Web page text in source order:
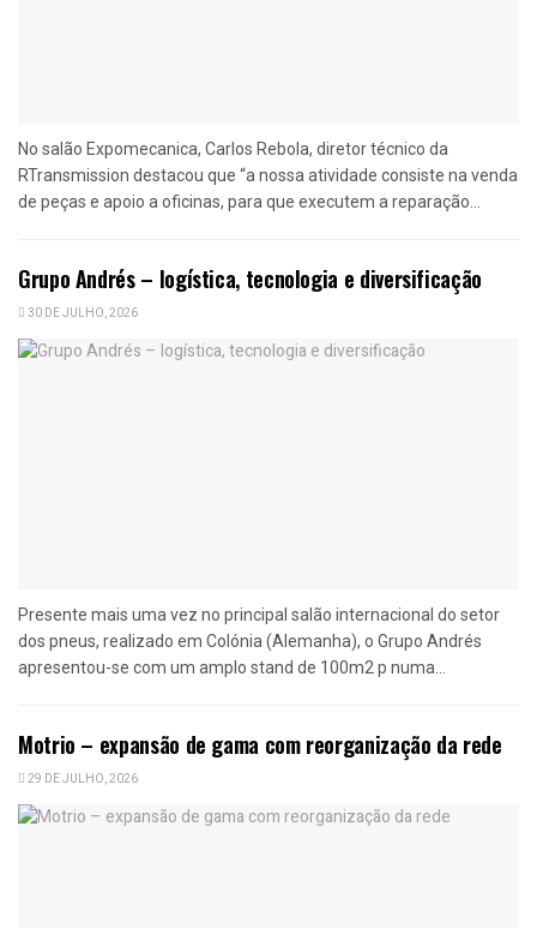
No salão Expomecanica, Carlos Rebola, diretor técnico da
RTransmission destacou que “a nossa atividade consiste na venda
de peças e apoio a oficinas, para que executem a reparação...
Grupo Andrés – logística, tecnologia e diversificação
30 DE JULHO, 2026
Presente mais uma vez no principal salão internacional do setor
dos pneus, realizado em Colónia (Alemanha), o Grupo Andrés
apresentou-se com um amplo stand de 100m2 p numa...
Motrio – expansão de gama com reorganização da rede
29 DE JULHO, 2026